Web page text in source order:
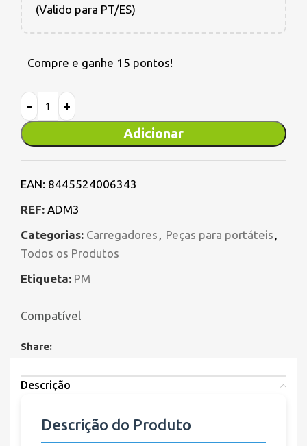
(Valido para PT/ES)
Compre e ganhe 15 pontos!
Adicionar
EAN: 8445524006343
REF: ADM3
Categorias: Carregadores , Peças para portáteis ,
Todos os Produtos
Etiqueta: PM
Compatível
Share:
Descrição
Descrição do Produto